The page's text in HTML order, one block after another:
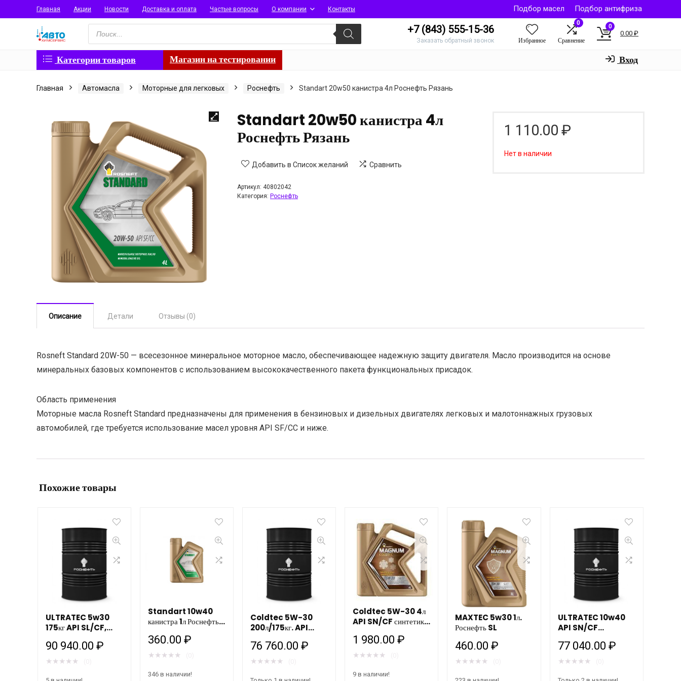
Главная Акции Новости Доставка и оплата Частые вопросы О компании Контакты Подбор масел
Подбор антифриза
Поиск
товаров
+7 (843) 555-15-36
Заказать обратный звонок Избранное
0
Сравнение
0
0.00 ₽
Категории товаров Магазин на тестировании Вход
Главная Автомасла Моторные для легковых Роснефть Standart 20w50 канистра 4л Роснефть Рязань
Standart 20w50 канистра 4л
Роснефть Рязань
Добавить в Список желаний Сравнить
Артикул: 40802042
Категория: Роснефть
1 110.00 ₽
Нет в наличии
Описание Детали Отзывы (0)
Rosneft Standard 20W-50 — всесезонное минеральное моторное масло, обеспечивающее надежную защиту двигателя. Масло производится на основе
минеральных базовых компонентов с использованием высококачественного пакета функциональных присадок.
Область применения
Моторные масла Rosneft Standard предназначены для применения в бензиновых и дизельных двигателях легковых и малотоннажных грузовых
автомобилей, где требуется использование масел уровня API SF/CC и ниже.
Похожие товары
ULTRATEC 5w30
175кг API SL/CF,
(lMB,VW, Renault,
Ford, GM, Fiat,
90 940.00 ₽
★ ★ ★ ★ ★
Standart 10w40
канистра 1л Роснефть
360.00 ₽
★ ★ ★ ★ ★
346 в наличии!
Coldtec 5W-30
200л/175кг. API
Роснефть Рязань
76 760.00 ₽
★ ★ ★ ★ ★
Coldtec 5W-30 4л
API SN/CF синтетика
1 980.00₽
★ ★ ★ ★ ★
9 в наличии!
MAXTEC 5w30 1л.
Роснефть SL
460.00₽
★ ★ ★ ★ ★
ULTRATEC 10w40
API SN/CF
77 040.00 ₽
★ ★ ★ ★ ★